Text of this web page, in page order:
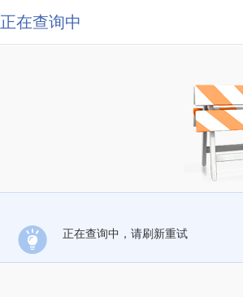
正在查询中
正在查询中，请刷新重试